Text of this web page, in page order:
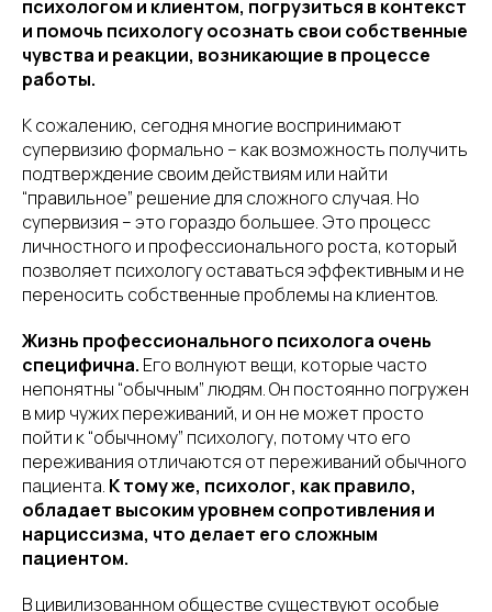
психологом и клиентом, погрузиться в контекст
и помочь психологу осознать свои собственные
чувства и реакции, возникающие в процессе
работы.
К сожалению, сегодня многие воспринимают
супервизию формально – как возможность получить
подтверждение своим действиям или найти
“правильное” решение для сложного случая. Но
супервизия – это гораздо большее. Это процесс
личностного и профессионального роста, который
позволяет психологу оставаться эффективным и не
переносить собственные проблемы на клиентов.
Жизнь профессионального психолога очень
специфична. Его волнуют вещи, которые часто
непонятны “обычным” людям. Он постоянно погружен
в мир чужих переживаний, и он не может просто
пойти к “обычному” психологу, потому что его
переживания отличаются от переживаний обычного
пациента. К тому же, психолог, как правило,
обладает высоким уровнем сопротивления и
нарциссизма, что делает его сложным
пациентом.
В цивилизованном обществе существуют особые